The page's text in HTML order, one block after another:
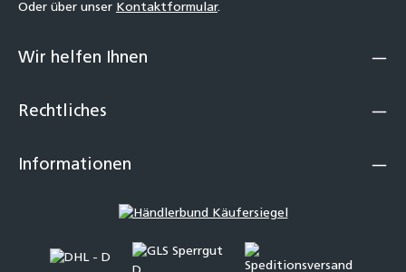
Oder über unser Kontaktformular.
Wir helfen Ihnen
Rechtliches
Informationen